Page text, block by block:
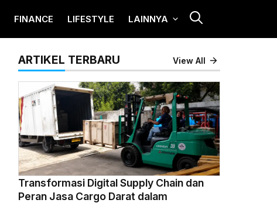
FINANCE LIFESTYLE LAINNYA
ARTIKEL TERBARU View All
Transformasi Digital Supply Chain dan
Peran Jasa Cargo Darat dalam